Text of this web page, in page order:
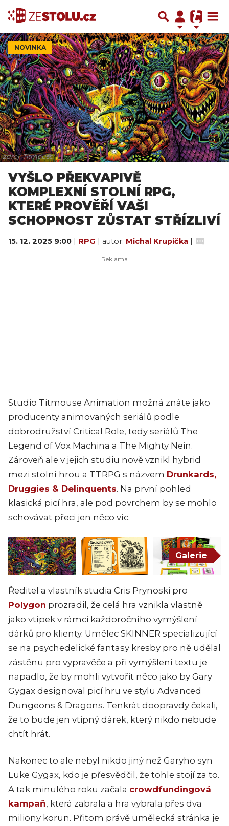
NOVINKA
zdroj: Titmouse
VYŠLO PŘEKVAPIVĚ
KOMPLEXNÍ STOLNÍ RPG,
KTERÉ PROVĚŘÍ VAŠI
SCHOPNOST ZŮSTAT STŘÍZLIVÍ
15. 12. 2025 9:00 | RPG | autor: Michal Krupička |
Studio Titmouse Animation možná znáte jako
producenty animovaných seriálů podle
dobrodružství Critical Role, tedy seriálů The
Legend of Vox Machina a The Mighty Nein.
Zároveň ale v jejich studiu nově vznikl hybrid
mezi stolní hrou a TTRPG s názvem Drunkards,
Druggies & Delinquents. Na první pohled
klasická picí hra, ale pod povrchem by se mohlo
schovávat přeci jen něco víc.
Galerie
Ředitel a vlastník studia Cris Prynoski pro
Polygon prozradil, že celá hra vznikla vlastně
jako vtípek v rámci každoročního vymýšlení
dárků pro klienty. Umělec SKINNER specializující
se na psychedelické fantasy kresby pro ně udělal
zástěnu pro vypravěče a při vymýšlení textu je
napadlo, že by mohli vytvořit něco jako by Gary
Gygax designoval picí hru ve stylu Advanced
Dungeons & Dragons. Tenkrát doopravdy čekali,
že to bude jen vtipný dárek, který nikdo nebude
chtít hrát.
Nakonec to ale nebyl nikdo jiný než Garyho syn
Luke Gygax, kdo je přesvědčil, že tohle stojí za to.
A tak minulého roku začala crowdfundingová
kampaň, která zabrala a hra vybrala přes dva
miliony korun. Přitom právě umělecká stránka je